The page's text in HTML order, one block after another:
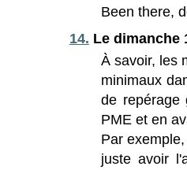
Been there,
14. Le dimanche
À savoir, les
minimaux
de repérage
PME et en
Par
juste avoir